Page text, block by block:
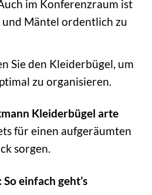
im Konferenzraum ist
und Mäntel ordentlich zu
Sie den Kleiderbügel, um
zu organisieren.
Kleiderbügel arte
für einen aufgeräumten
sorgen.
einfach geht’s